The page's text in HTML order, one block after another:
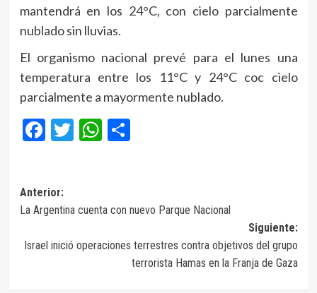
mantendrá en los 24°C, con cielo parcialmente
nublado sin lluvias.
El organismo nacional prevé para el lunes una
temperatura entre los 11°C y 24°C coc cielo
parcialmente a mayormente nublado.
Facebook
Twitter
WhatsApp
Compartir
Navegación
de
entradas
Anterior:
La Argentina cuenta con nuevo Parque Nacional
Siguiente:
Israel inició operaciones terrestres contra objetivos del grupo
terrorista Hamas en la Franja de Gaza